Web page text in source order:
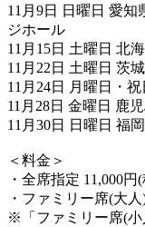
11月9日 日曜日 愛知
ジホール
11月15日 土曜日 北
11月22日 土曜日 茨
11月24日 月曜日・
11月28日 金曜日 鹿
11月30日 日曜日 福
＜料金＞
・全席指定 11,000円
・ファミリー席(大
※「ファミリー席(小